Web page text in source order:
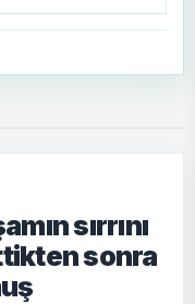
sırrını
sonra